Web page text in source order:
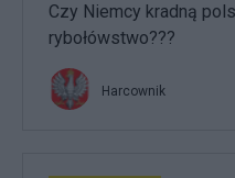
Czy Niemcy kradną
rybołówstwo???
Harcownik